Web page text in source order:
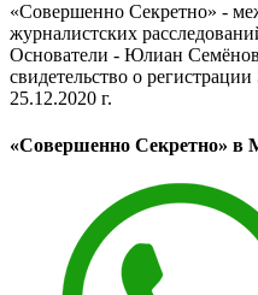
«Совершенно Секретно» -
журналистских
Основатели - Юлиан
свидетельство о
25.12.2020 г.
«Совершенно Секретно» в